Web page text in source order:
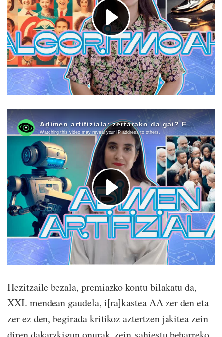
Hezitzaile bezala, premiazko kontu bilakatu da,
XXI. mendean gaudela, i[ra]kastea AA zer den eta
zer ez den, begirada kritikoz aztertzen jakitea zein
diren dakarzkigun onurak, zein sahiestu beharreko